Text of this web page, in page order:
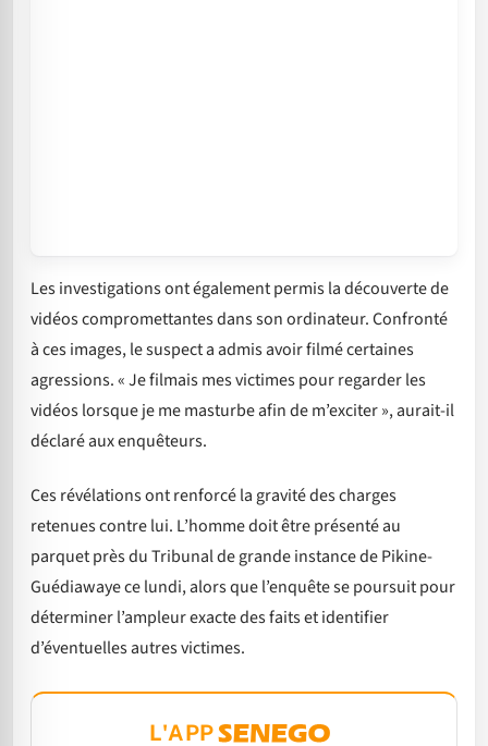
Les investigations ont également permis la découverte de
vidéos compromettantes dans son ordinateur. Confronté
à ces images, le suspect a admis avoir filmé certaines
agressions. « Je filmais mes victimes pour regarder les
vidéos lorsque je me masturbe afin de m’exciter », aurait-il
déclaré aux enquêteurs.
Ces révélations ont renforcé la gravité des charges
retenues contre lui. L’homme doit être présenté au
parquet près du Tribunal de grande instance de Pikine-
Guédiawaye ce lundi, alors que l’enquête se poursuit pour
déterminer l’ampleur exacte des faits et identifier
d’éventuelles autres victimes.
L'APP